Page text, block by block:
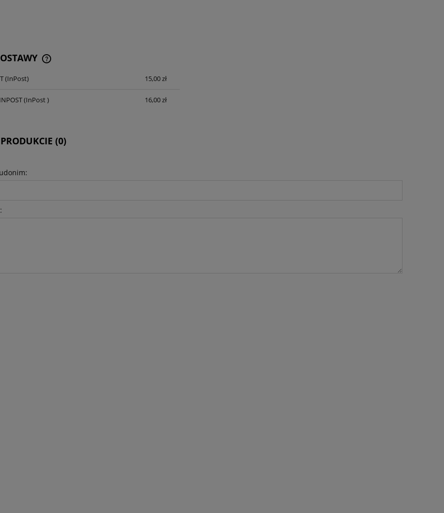
CENA NIE ZAWIERA EWENTUALNYCH
(InPost) 15,00 zł
(InPost ) 16,00 zł
(0)